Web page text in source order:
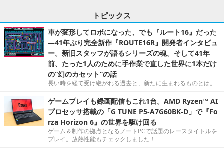
トピックス
車が変形してロボになった、でも『ルート16』だった
―41年ぶり完全新作『ROUTE16R』開発者インタビュ
ー。新旧スタッフが語るシリーズの魂。そして41年
前、たった1人のために手作業で直した世界に1本だけ
の“幻のカセット”の話
長い時を経て受け継がれる過去と、新たに生まれるものとは。
ゲームプレイも録画配信もこれ1台。AMD Ryzen™ AI
プロセッサ搭載の「G TUNE P5-A7G60BK-D」で『Fo
rza Horizon 6』の世界を駆け回る
ゲーム＆制作の拠点となるノートPCで話題のレースタイトルを
プレイ。放熱性能もチェックしました！